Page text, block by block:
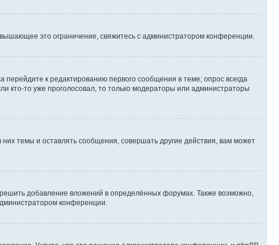
это ограничение, свяжитесь с администратором конференции.
к редактированию первого сообщения в теме; опрос всегда
кто-то уже проголосовал, то только модераторы или администраторы
темы и оставлять сообщения, совершать другие действия, вам может
добавление вложений в определённых форумах. Также возможно,
конференции.